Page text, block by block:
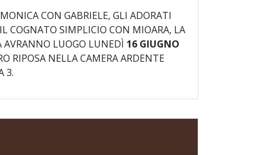
CON GABRIELE, GLI ADORATI
COGNATO SIMPLICIO CON MIOARA, LA
AVRANNO LUOGO LUNEDÌ 16 GIUGNO
RIPOSA NELLA CAMERA ARDENTE
3.